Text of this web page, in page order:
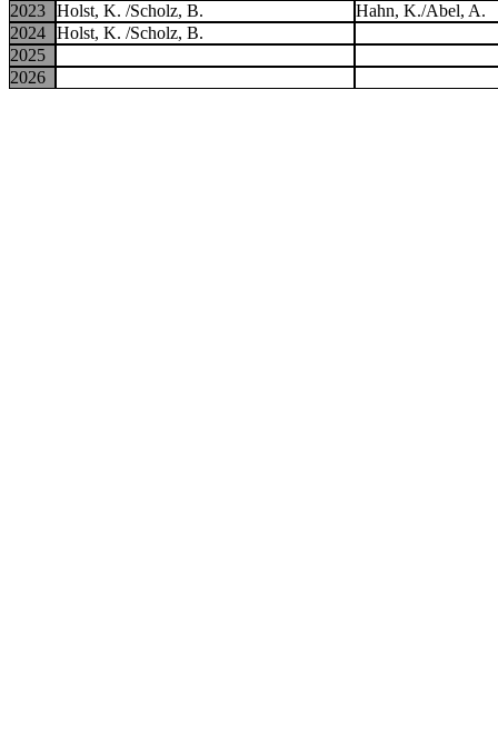
2023 Holst, K. /Scholz, B.
Hahn, K./Abel, A.
2024 Holst, K. /Scholz, B.
2025
2026